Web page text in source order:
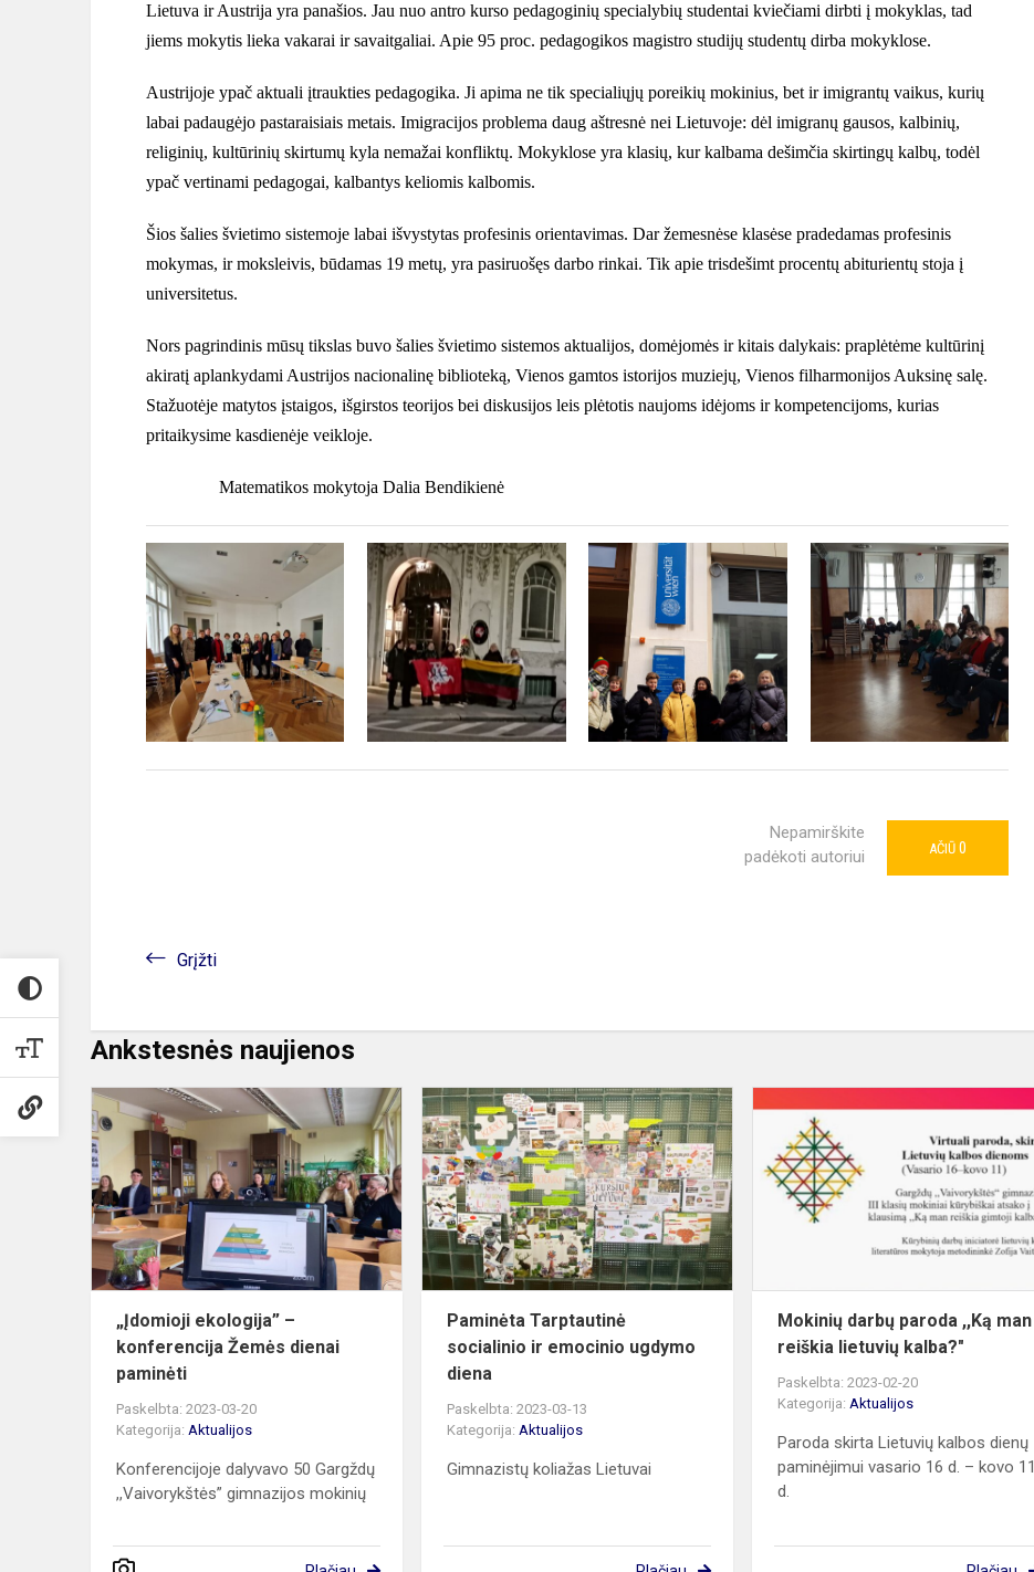
Lietuva ir Austrija yra panašios. Jau nuo antro kurso pedagoginių specialybių studentai kviečiami dirbti į mokyklas, tad
jiems mokytis lieka vakarai ir savaitgaliai. Apie 95 proc. pedagogikos magistro studijų studentų dirba mokyklose.
Austrijoje ypač aktuali įtraukties pedagogika. Ji apima ne tik specialiųjų poreikių mokinius, bet ir imigrantų vaikus, kurių
labai padaugėjo pastaraisiais metais. Imigracijos problema daug aštresnė nei Lietuvoje: dėl imigranų gausos, kalbinių,
religinių, kultūrinių skirtumų kyla nemažai konfliktų. Mokyklose yra klasių, kur kalbama dešimčia skirtingų kalbų, todėl
ypač vertinami pedagogai, kalbantys keliomis kalbomis.
Šios šalies švietimo sistemoje labai išvystytas profesinis orientavimas. Dar žemesnėse klasėse pradedamas profesinis
mokymas, ir moksleivis, būdamas 19 metų, yra pasiruošęs darbo rinkai. Tik apie trisdešimt procentų abiturientų stoja į
universitetus.
Nors pagrindinis mūsų tikslas buvo šalies švietimo sistemos aktualijos, domėjomės ir kitais dalykais: praplėtėme kultūrinį
akiratį aplankydami Austrijos nacionalinę biblioteką, Vienos gamtos istorijos muziejų, Vienos filharmonijos Auksinę salę.
Stažuotėje matytos įstaigos, išgirstos teorijos bei diskusijos leis plėtotis naujoms idėjoms ir kompetencijoms, kurias
pritaikysime kasdienėje veikloje.
Matematikos mokytoja Dalia Bendikienė
Nepamirškite
padėkoti autoriui
AČIŪ 0
Grįžti
Ankstesnės naujienos
„Įdomioji
ekologija”
konferencija
Žemės
dienai
paminėti
„Įdomioji ekologija” –
konferencija Žemės dienai
paminėti
Paskelbta: 2023-03-20
Kategorija: Aktualijos
Konferencijoje dalyvavo 50 Gargždų
,,Vaivorykštės” gimnazijos mokinių
Paminėta
Tarptautinė
socialinio
ir
emocinio
ugdymo
Paminėta Tarptautinė
socialinio ir emocinio ugdymo
diena
Paskelbta: 2023-03-13
Kategorija:Aktualijos
Gimnazistų koliažas Lietuvai
Mokinių darbų paroda ,,Ką man
reiškia lietuvių kalba?"
Paskelbta: 2023-02-20
Kategorija:Aktualijos
Paroda skirta Lietuvių kalbos dienų
paminėjimui vasario 16 d. – kovo 11
d.